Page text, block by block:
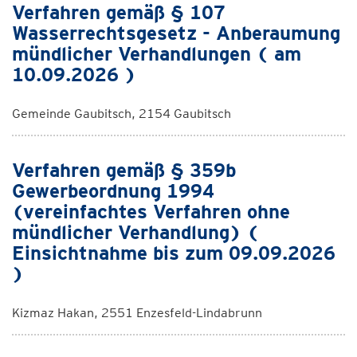
Verfahren gemäß § 107
Wasserrechtsgesetz - Anberaumung
mündlicher Verhandlungen ( am
10.09.2026 )
Gemeinde Gaubitsch, 2154 Gaubitsch
Verfahren gemäß § 359b
Gewerbeordnung 1994
(vereinfachtes Verfahren ohne
mündlicher Verhandlung) (
Einsichtnahme bis zum 09.09.2026
)
Kizmaz Hakan, 2551 Enzesfeld-Lindabrunn